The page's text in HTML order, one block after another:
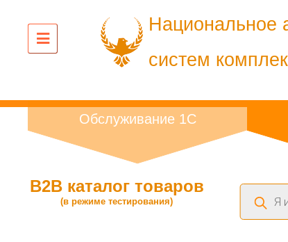
Национальное
систем
Обслуживание 1С
B2B каталог товаров
(в режиме тестирования)
Поиск